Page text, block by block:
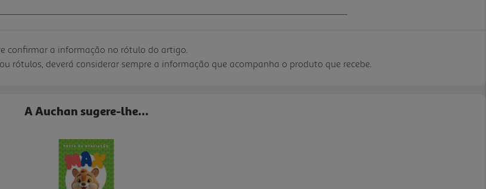
confirmar a informação no rótulo do artigo.
rótulos, deverá considerar sempre a informação que acompanha o produto que recebe.
A Auchan sugere-lhe...